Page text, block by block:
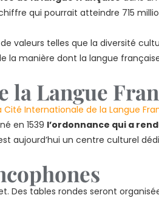
qui pourrait atteindre 715
valeurs telles que la diversité
la manière dont la langue
la Langue
Cité Internationale de la Langue
en 1539 l’ordonnance qui a
aujourd’hui un centre culturel
Des tables rondes seront